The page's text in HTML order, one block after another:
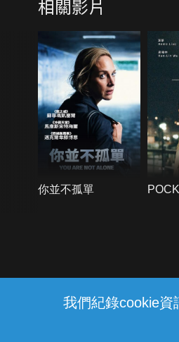
我們紀錄cookie資
相關影片
你並不孤單